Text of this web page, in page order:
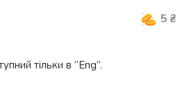
5 ₴
тільки в “Eng”.